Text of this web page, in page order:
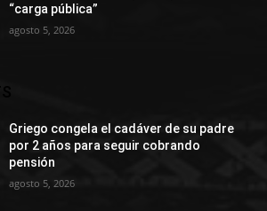
“carga pública”
agosto 5, 2026
Griego congela el cadáver de su padre
por 2 años para seguir cobrando
pensión
agosto 5, 2026